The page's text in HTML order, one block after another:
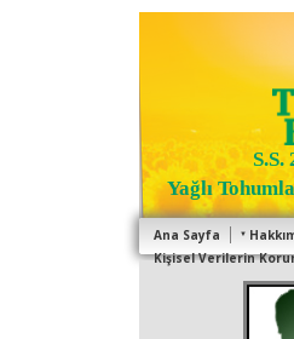
S.S.
Yağlı
Ana Sayfa
Kişisel Verilerin